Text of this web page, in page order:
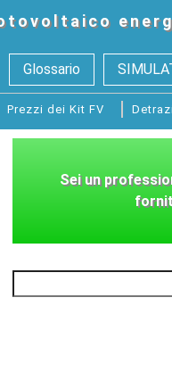
Glossario
Prezzi dei Kit FV